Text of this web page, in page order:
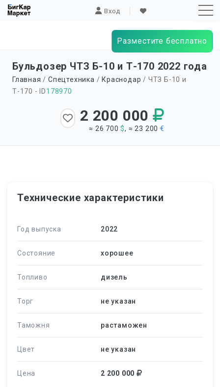
Вход
Разместите бесплатно
Бульдозер ЧТЗ Б-10 и Т-170 2022 года
Главная /Спецтехника / Краснодар / ЧТЗ Б-10 и
Т-170 - ID178970
2 200 000
≈ 26 700$, ≈ 23 200€
Технические характеристики
Год выпуска 2022
Состояние хорошее
Топливо дизель
Торг не указан
Таможня растаможен
Цвет не указан
Цена 2 200 000